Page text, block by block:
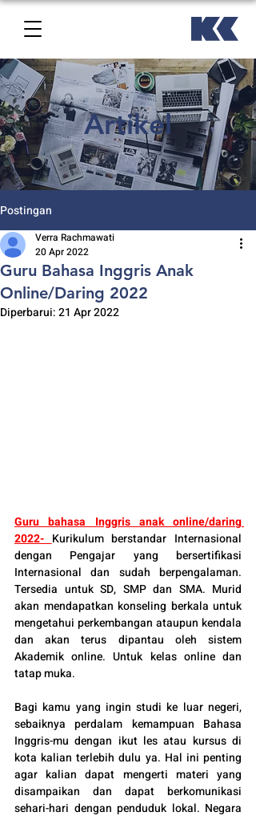
Artikel
Postingan
Guru Bahasa Inggris Anak
Online/Daring 2022
Verra Rachmawati
20 Apr 2022
Diperbarui:21 Apr 2022
Guru bahasa Inggris anak online/daring
2022- Kurikulum berstandar Internasional
dengan Pengajar yang bersertifikasi
Internasional dan sudah berpengalaman.
Tersedia untuk SD, SMP dan SMA. Murid
akan mendapatkan konseling berkala untuk
mengetahui perkembangan ataupun kendala
dan akan terus dipantau oleh sistem
Akademik online. Untuk kelas online dan
tatap muka.
Bagi kamu yang ingin studi ke luar negeri,
sebaiknya perdalam kemampuan Bahasa
Inggris-mu dengan ikut les atau kursus di
kota kalian terlebih dulu ya. Hal ini penting
agar kalian dapat mengerti materi yang
disampaikan dan dapat berkomunikasi